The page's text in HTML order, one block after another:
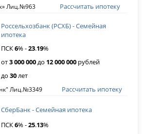
Лиц.№963 Рассчитать ипотеку
Россельхозбанк (РСХБ) - Семейная
ипотека
ПСК6% -23.19%
от3 000 000до 12 000 000 рублей
до30лет
Лиц.№3349 Рассчитать ипотеку
СберБанк - Семейная ипотека
ПСК6% -25.13%